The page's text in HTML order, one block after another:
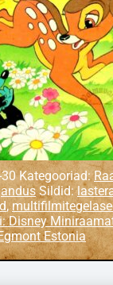
Kategooriad:
Sildid:
,
Disney
Estonia